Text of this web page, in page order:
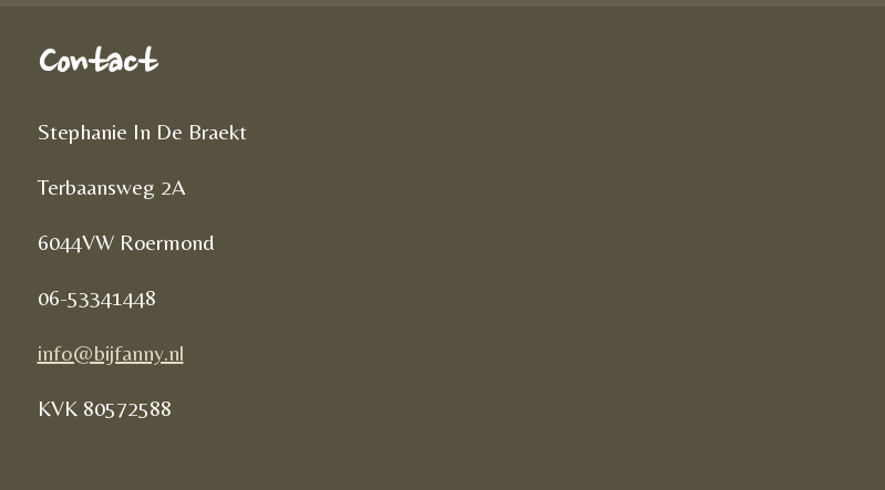
Contact
Stephanie In De Braekt
Terbaansweg 2A
6044VW Roermond
06-53341448
info@bijfanny.nl
KVK 80572588